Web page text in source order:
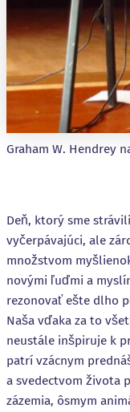
Graham W. Hendrey
Deň, ktorý sme
vyčerpávajúci, ale
množstvom
novými ľuďmi a
rezonovať ešte dlho
Naša vďaka za to
neustále inšpiruje k
patrí vzácnym
a svedectvom života
zázemia, ôsmym